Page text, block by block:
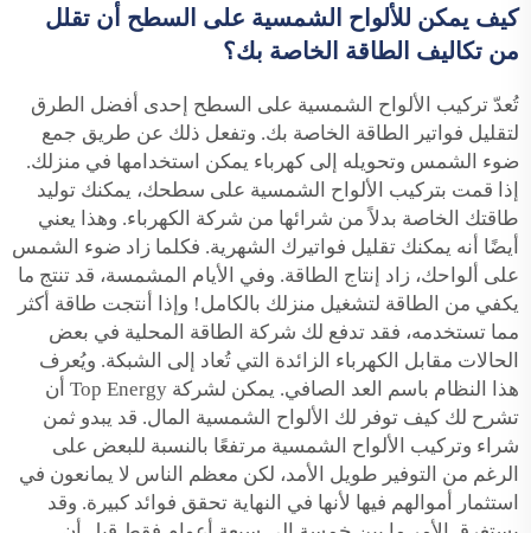
كيف يمكن للألواح الشمسية على السطح أن تقلل
من تكاليف الطاقة الخاصة بك؟
تُعدّ تركيب الألواح الشمسية على السطح إحدى أفضل الطرق
لتقليل فواتير الطاقة الخاصة بك. وتفعل ذلك عن طريق جمع
ضوء الشمس وتحويله إلى كهرباء يمكن استخدامها في منزلك.
إذا قمت بتركيب الألواح الشمسية على سطحك، يمكنك توليد
طاقتك الخاصة بدلاً من شرائها من شركة الكهرباء. وهذا يعني
أيضًا أنه يمكنك تقليل فواتيرك الشهرية. فكلما زاد ضوء الشمس
على ألواحك، زاد إنتاج الطاقة. وفي الأيام المشمسة، قد تنتج ما
يكفي من الطاقة لتشغيل منزلك بالكامل! وإذا أنتجت طاقة أكثر
مما تستخدمه، فقد تدفع لك شركة الطاقة المحلية في بعض
الحالات مقابل الكهرباء الزائدة التي تُعاد إلى الشبكة. ويُعرف
هذا النظام باسم العد الصافي. يمكن لشركة Top Energy أن
تشرح لك كيف توفر لك الألواح الشمسية المال. قد يبدو ثمن
شراء وتركيب الألواح الشمسية مرتفعًا بالنسبة للبعض على
الرغم من التوفير طويل الأمد، لكن معظم الناس لا يمانعون في
استثمار أموالهم فيها لأنها في النهاية تحقق فوائد كبيرة. وقد